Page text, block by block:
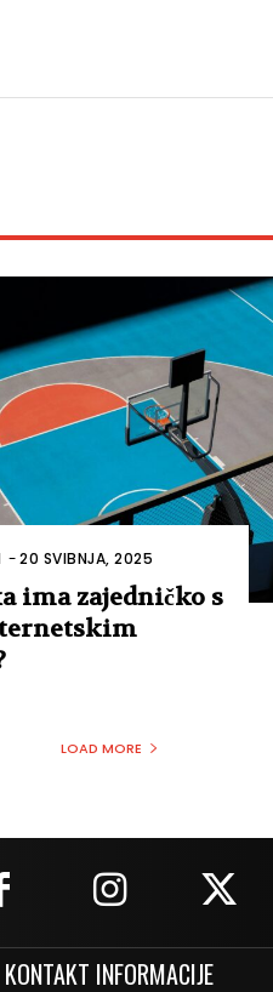
-20 SVIBNJA, 2025
ima zajedničko s
LOAD MORE
KONTAKT INFORMACIJE